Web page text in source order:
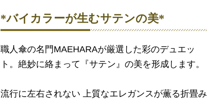
*バイカラーが生むサテンの美*
職人傘の名門MAEHARAが厳選した彩のデュエッ
ト。絶妙に絡まって『サテン』の美を形成します。
流行に左右されない 上質なエレガンスが薫る折畳み